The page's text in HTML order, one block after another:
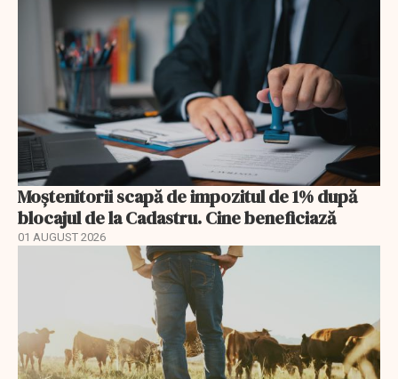
Moștenitorii scapă de impozitul de 1% după
blocajul de la Cadastru. Cine beneficiază
01 AUGUST 2026